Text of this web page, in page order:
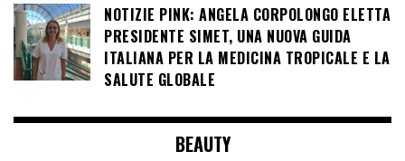
NOTIZIE PINK: ANGELA CORPOLONGO ELETTA
PRESIDENTE SIMET, UNA NUOVA GUIDA
ITALIANA PER LA MEDICINA TROPICALE E LA
SALUTE GLOBALE
BEAUTY